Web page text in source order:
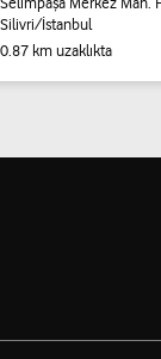
Silivri/İstanbul
0.87 km uzaklıkta